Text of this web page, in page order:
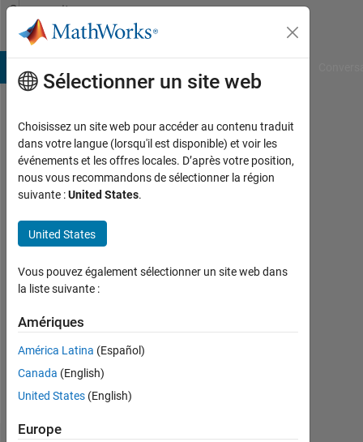
Passer au contenu
Community
Profile
Mostafa
Nakhaei
Actif
2019
0
Following:
0
Follow
Sélectionner un site web
Choisissez un site web pour accéder au contenu traduit
dans votre langue (lorsqu'il est disponible) et voir les
événements et les offres locales. D’après votre position,
nous vous recommandons de sélectionner la région
suivante :United States.
United States
Vous pouvez également sélectionner un site web dans
la liste suivante :
Amériques
América Latina (Español)
Canada (English)
United States (English)
Europe